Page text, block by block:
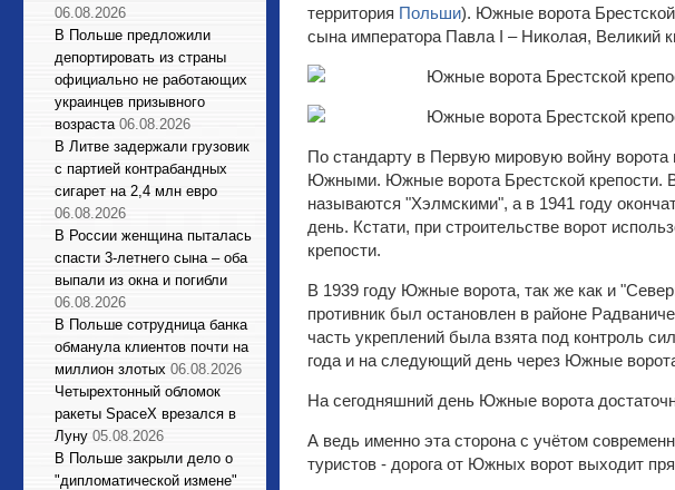
06.08.2026
В Польше предложили
депортировать из страны
официально не работающих
украинцев призывного
возраста 06.08.2026
В Литве задержали грузовик
с партией контрабандных
сигарет на 2,4 млн евро
06.08.2026
В России женщина пыталась
спасти 3-летнего сына – оба
выпали из окна и погибли
06.08.2026
В Польше сотрудница банка
обманула клиентов почти на
миллион злотых 06.08.2026
Четырехтонный обломок
ракеты SpaceX врезался в
Луну 05.08.2026
В Польше закрыли дело о
"дипломатической измене"
территория Польши). Южные ворота
сына императора Павла I – Николая, Великий
По стандарту в Первую мировую войну ворота
Южными. Южные ворота Брестской крепости.
называются "Хэлмскими", а в 1941 году
день. Кстати, при строительстве ворот
крепости.
В 1939 году Южные ворота, так же как и
противник был остановлен в районе
часть укреплений была взята под контроль
года и на следующий день через Южные
На сегодняшний день Южные ворота
А ведь именно эта сторона с учётом
туристов - дорога от Южных ворот выходит